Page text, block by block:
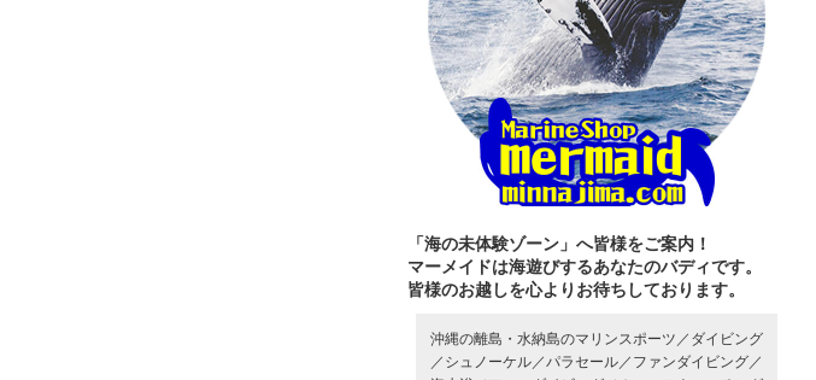
「海の未体験ゾーン」へ皆様をご案内！
マーメイドは海遊びするあなたのバディです。
皆様のお越しを心よりお待ちしております。
沖縄の離島・水納島のマリンスポーツ／ ダイビング
／ シュノーケル／ パラセール／ ファンダイビング／